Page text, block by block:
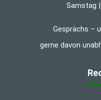
Samstag
Gesprächs –
gerne davon